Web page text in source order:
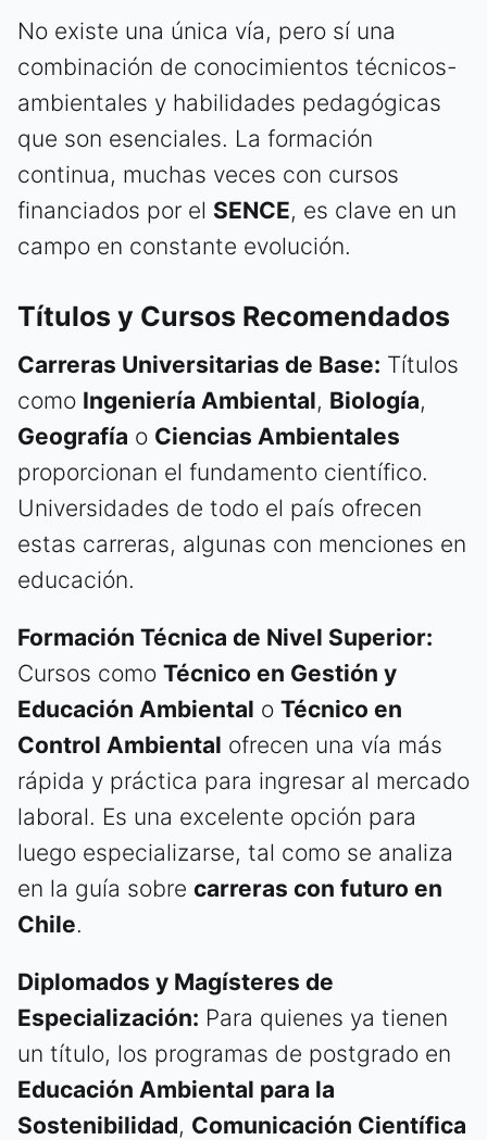
No existe una única vía, pero sí una
combinación de conocimientos técnicos-
ambientales y habilidades pedagógicas
que son esenciales. La formación
continua, muchas veces con cursos
financiados por el SENCE, es clave en un
campo en constante evolución.
Títulos y Cursos Recomendados
Carreras Universitarias de Base: Títulos
como Ingeniería Ambiental, Biología,
Geografía o Ciencias Ambientales
proporcionan el fundamento científico.
Universidades de todo el país ofrecen
estas carreras, algunas con menciones en
educación.
Formación Técnica de Nivel Superior:
Cursos como Técnico en Gestión y
Educación Ambiental o Técnico en
Control Ambiental ofrecen una vía más
rápida y práctica para ingresar al mercado
laboral. Es una excelente opción para
luego especializarse, tal como se analiza
en la guía sobre carreras con futuro en
Chile.
Diplomados y Magísteres de
Especialización: Para quienes ya tienen
un título, los programas de postgrado en
Educación Ambiental para la
Sostenibilidad, Comunicación Científica